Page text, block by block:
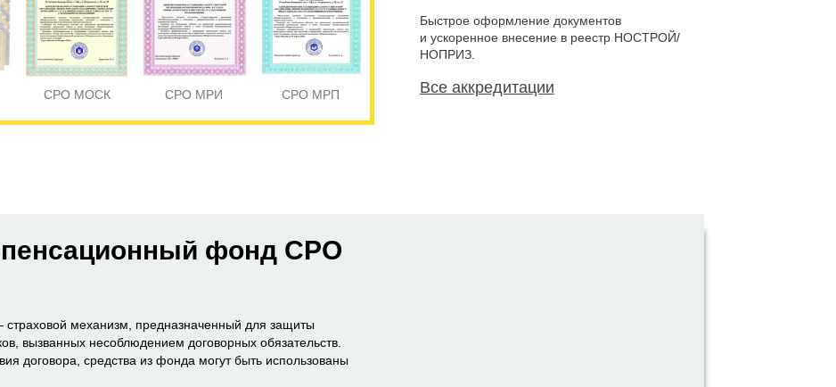
СРО МОСК СРО МРИ СРО МРП
Быстрое оформление документов
и ускоренное внесение в реестр НОСТРОЙ/
НОПРИЗ.
Все аккредитации
фонд СРО
механизм, предназначенный для защиты
вызванных несоблюдением договорных обязательств.
договора, средства из фонда могут быть использованы